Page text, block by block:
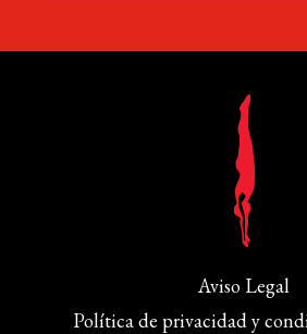
Aviso Legal
Política de privacidad y